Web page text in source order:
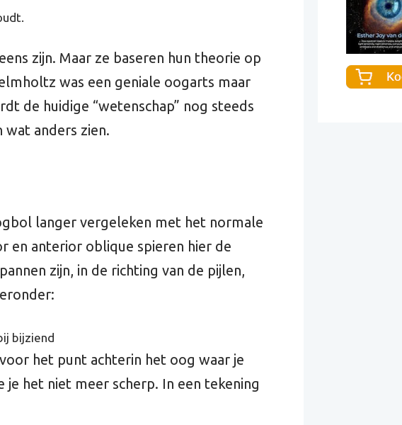
zijn. Maar ze baseren hun theorie op
was een geniale oogarts maar
de huidige “wetenschap” nog steeds
anders zien.
langer vergeleken met het normale
en anterior oblique spieren hier de
zijn, in de richting van de pijlen,
het punt achterin het oog waar je
je het niet meer scherp. In een tekening